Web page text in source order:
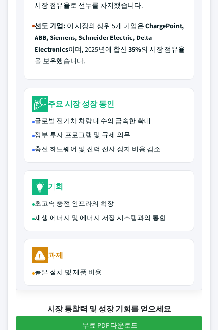
시장 점유율로 선두를 차지했습니다.
선도 기업: 이 시장의 상위 5개 기업은 ChargePoint,
ABB, Siemens, Schneider Electric, Delta
Electronics이며, 2025년에 합산35%의 시장 점유율
을 보유했습니다.
주요 시장 성장 동인
글로벌 전기차 차량 대수의 급속한 확대
정부 투자 프로그램 및 규제 의무
충전 하드웨어 및 전력 전자 장치 비용 감소
기회
초고속 충전 인프라의 확장
재생 에너지 및 에너지 저장 시스템과의 통합
과제
높은 설치 및 제품 비용
시장 통찰력 및 성장 기회를 얻으세요
무료 PDF 다운로드